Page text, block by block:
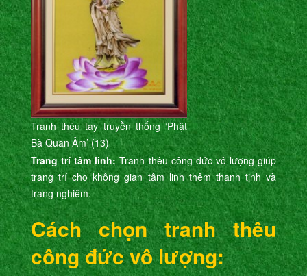
Tranh thêu tay truyền thống ‘Phật
Bà Quan Âm’ (13)
Trang trí tâm linh: Tranh thêu công đức vô lượng giúp
trang trí cho không gian tâm linh thêm thanh tịnh và
trang nghiêm.
Cách chọn tranh thêu
công đức vô lượng: